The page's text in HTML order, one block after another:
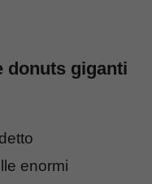
donuts giganti
enormi